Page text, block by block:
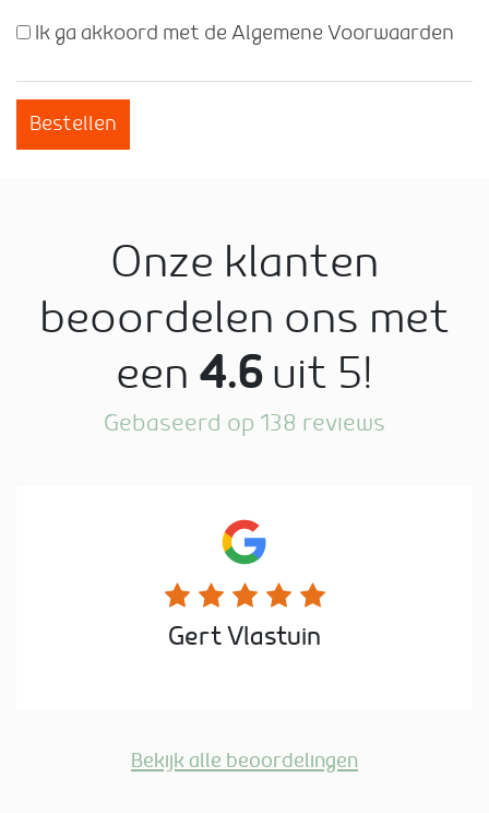
Ik ga akkoord met de Algemene Voorwaarden
Bestellen
Onze klanten
beoordelen ons met
een 4.6uit 5!
Gebaseerd op 138 reviews
Gert Vlastuin
Bekijk alle beoordelingen